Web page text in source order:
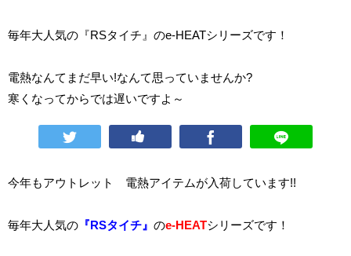
毎年大人気の『RSタイチ』のe-HEATシリーズです！
電熱なんてまだ早い!なんて思っていませんか?
寒くなってからでは遅いですよ～
今年もアウトレット 電熱アイテムが入荷しています!!
毎年大人気の 『RSタイチ』 のe-HEATシリーズです！